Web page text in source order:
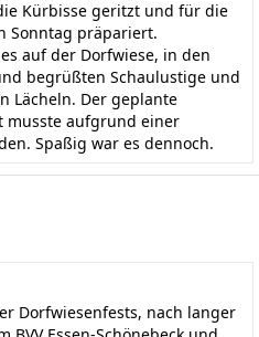
Kürbisse geritzt und für die
Sonntag präpariert.
auf der Dorfwiese, in den
begrüßten Schaulustige und
Lächeln. Der geplante
musste aufgrund einer
Spaßig war es dennoch.
Dorfwiesenfests, nach langer